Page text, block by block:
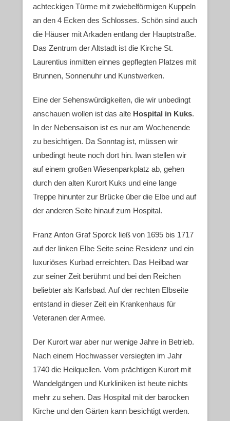
achteckigen Türme mit zwiebelförmigen Kuppeln
an den 4 Ecken des Schlosses. Schön sind auch
die Häuser mit Arkaden entlang der Hauptstraße.
Das Zentrum der Altstadt ist die Kirche St.
Laurentius inmitten einnes gepflegten Platzes mit
Brunnen, Sonnenuhr und Kunstwerken.
Eine der Sehenswürdigkeiten, die wir unbedingt
anschauen wollen ist das alte Hospital in Kuks.
In der Nebensaison ist es nur am Wochenende
zu besichtigen. Da Sonntag ist, müssen wir
unbedingt heute noch dort hin. Iwan stellen wir
auf einem großen Wiesenparkplatz ab, gehen
durch den alten Kurort Kuks und eine lange
Treppe hinunter zur Brücke über die Elbe und auf
der anderen Seite hinauf zum Hospital.
Franz Anton Graf Sporck ließ von 1695 bis 1717
auf der linken Elbe Seite seine Residenz und ein
luxuriöses Kurbad erreichten. Das Heilbad war
zur seiner Zeit berühmt und bei den Reichen
beliebter als Karlsbad. Auf der rechten Elbseite
entstand in dieser Zeit ein Krankenhaus für
Veteranen der Armee.
Der Kurort war aber nur wenige Jahre in Betrieb.
Nach einem Hochwasser versiegten im Jahr
1740 die Heilquellen. Vom prächtigen Kurort mit
Wandelgängen und Kurkliniken ist heute nichts
mehr zu sehen. Das Hospital mit der barocken
Kirche und den Gärten kann besichtigt werden.